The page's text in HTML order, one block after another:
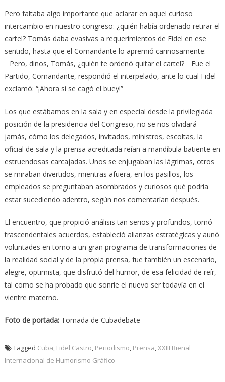
Pero faltaba algo importante que aclarar en aquel curioso
intercambio en nuestro congreso: ¿quién había ordenado retirar el
cartel? Tomás daba evasivas a requerimientos de Fidel en ese
sentido, hasta que el Comandante lo apremió cariñosamente:
─Pero, dinos, Tomás, ¿quién te ordenó quitar el cartel? ─Fue el
Partido, Comandante, respondió el interpelado, ante lo cual Fidel
exclamó: “¡Ahora sí se cagó el buey!”
Los que estábamos en la sala y en especial desde la privilegiada
posición de la presidencia del Congreso, no se nos olvidará
jamás, cómo los delegados, invitados, ministros, escoltas, la
oficial de sala y la prensa acreditada reían a mandíbula batiente en
estruendosas carcajadas. Unos se enjugaban las lágrimas, otros
se miraban divertidos, mientras afuera, en los pasillos, los
empleados se preguntaban asombrados y curiosos qué podría
estar sucediendo adentro, según nos comentarían después.
El encuentro, que propició análisis tan serios y profundos, tomó
trascendentales acuerdos, estableció alianzas estratégicas y aunó
voluntades en torno a un gran programa de transformaciones de
la realidad social y de la propia prensa, fue también un escenario,
alegre, optimista, que disfrutó del humor, de esa felicidad de reír,
tal como se ha probado que sonríe el nuevo ser todavía en el
vientre materno.
Foto de portada:Tomada de Cubadebate
Tagged Cuba Fidel Castro Periodismo Prensa XXIII Bienal
Internacional de Humorismo Gráfico